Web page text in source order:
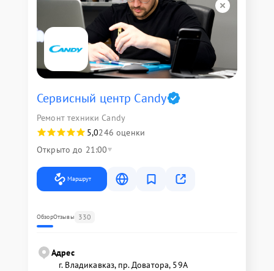
Сервисный центр Candy
Ремонт техники Candy
5,0246 оценки
Открыто до 21:00
Маршрут
ОбзорОтзывы 330
Адрес
г. Владикавказ, пр. Доватора, 59А